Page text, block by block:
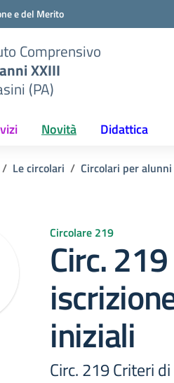
strumenti
e del Merito
Comprensivo
XXIII
(PA)
Novità Didattica
Le circolari Circolari per
Circolare 219
Circ.
iniziali
Circ. 219 Criteri